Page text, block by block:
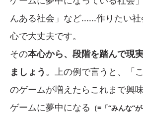
んある社会」など......作りたい
心で大丈夫です。
その本心から、段階を踏んで現
ましょう 。上の例で言うと、「
のゲームが増えたらこれまで興
ゲームに夢中になる （=「“みんな”